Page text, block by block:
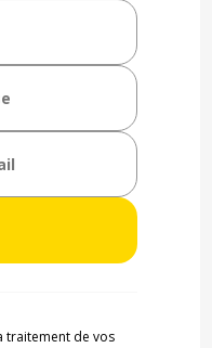
traitement de vos